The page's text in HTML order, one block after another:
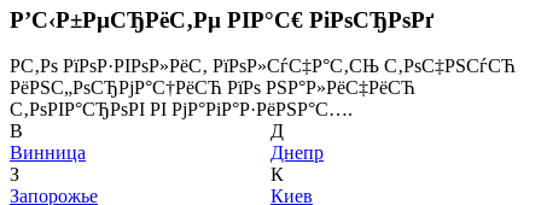
Р’С‹Р±РµСЂРёС‚Рµ РІР°С€ РіРѕСЂРѕРґ
Р­С‚Рѕ РїРѕР·РІРѕР»РёС‚ РїРѕР»СѓС‡Р°С‚СЊ С‚РѕС‡РЅСѓСЋ
РёРЅС„РѕСЂРјР°С†РёСЋ РїРѕ РЅР°Р»РёС‡РёСЋ
С‚РѕРІР°СЂРѕРІ РІ РјР°РіР°Р·РёРЅР°С….
В
Винница
З
Запорожье
Д
Днепр
К
Киев